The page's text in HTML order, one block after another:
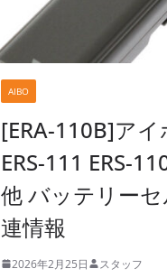
AIBO
[ERA-110B]アイ
ERS-111 ERS-
他 バッテリー
連情報
2026年2月25日 スタッフ